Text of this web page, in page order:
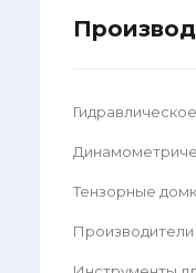
Тензорные
Производители